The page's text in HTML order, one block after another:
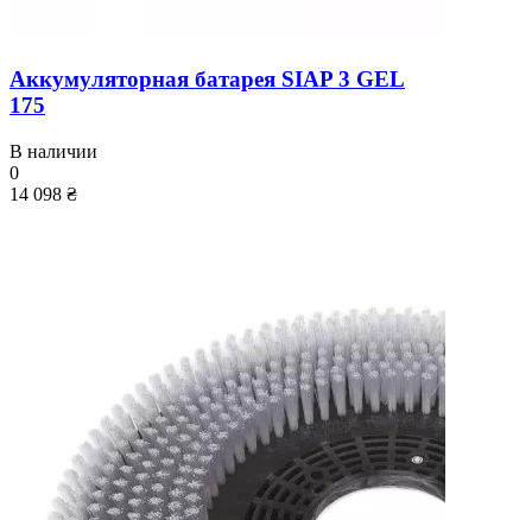
Аккумуляторная батарея SIAP 3 GEL
175
В наличии
0
14 098 ₴